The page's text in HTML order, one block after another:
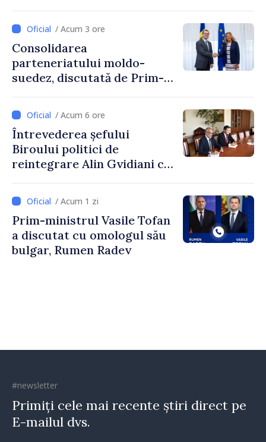
Republica Moldova merge în
direcția corectă”
/ Acum 3 ore
Consolidarea
parteneriatului moldo-
suedez, discutată de Prim-
Ambasadoarea Suediei,
Petra Lärke/ Acum 6 ore
Întrevederea șefului
Biroului politici de
reintegrare Alin Gvidiani cu
Comitetului Internațional al
Crucii Roșii în Moldova
/ Acum 1 zi
Prim-ministrul Vasile Tofan
a discutat cu omologul său
bulgar, Rumen Radev
#newsletter
Primiți cele mai recente știri direct pe
E-mailul dvs.